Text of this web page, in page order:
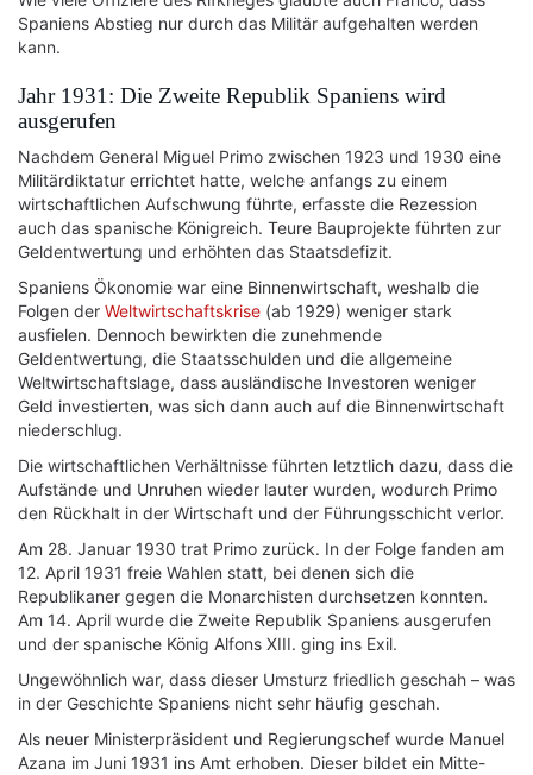
Spaniens Abstieg nur durch das Militär aufgehalten werden
kann.
Jahr 1931: Die Zweite Republik Spaniens wird
ausgerufen
Nachdem General Miguel Primo zwischen 1923 und 1930 eine
Militärdiktatur errichtet hatte, welche anfangs zu einem
wirtschaftlichen Aufschwung führte, erfasste die Rezession
auch das spanische Königreich. Teure Bauprojekte führten zur
Geldentwertung und erhöhten das Staatsdefizit.
Spaniens Ökonomie war eine Binnenwirtschaft, weshalb die
Folgen der Weltwirtschaftskrise (ab 1929) weniger stark
ausfielen. Dennoch bewirkten die zunehmende
Geldentwertung, die Staatsschulden und die allgemeine
Weltwirtschaftslage, dass ausländische Investoren weniger
Geld investierten, was sich dann auch auf die Binnenwirtschaft
niederschlug.
Die wirtschaftlichen Verhältnisse führten letztlich dazu, dass die
Aufstände und Unruhen wieder lauter wurden, wodurch Primo
den Rückhalt in der Wirtschaft und der Führungsschicht verlor.
Am 28. Januar 1930 trat Primo zurück. In der Folge fanden am
12. April 1931 freie Wahlen statt, bei denen sich die
Republikaner gegen die Monarchisten durchsetzen konnten.
Am 14. April wurde die Zweite Republik Spaniens ausgerufen
und der spanische König Alfons XIII. ging ins Exil.
Ungewöhnlich war, dass dieser Umsturz friedlich geschah – was
in der Geschichte Spaniens nicht sehr häufig geschah.
Als neuer Ministerpräsident und Regierungschef wurde Manuel
Azana im Juni 1931 ins Amt erhoben. Dieser bildet ein Mitte-